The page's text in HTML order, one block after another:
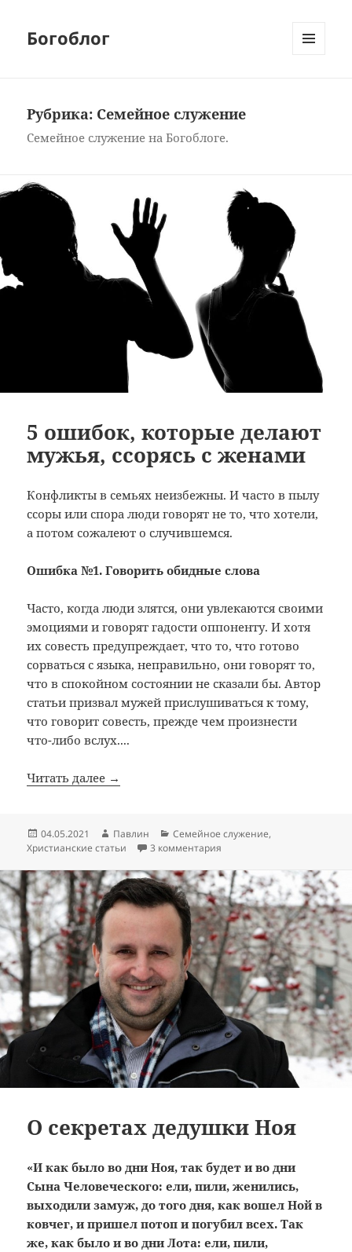
Богоблог
Рубрика: Семейное служение
Семейное служение на Богоблоге.
5 ошибок, которые делают
мужья, ссорясь с женами
Конфликты в семьях неизбежны. И часто в пылу
ссоры или спора люди говорят не то, что хотели,
а потом сожалеют о случившемся.
Ошибка №1. Говорить обидные слова
Часто, когда люди злятся, они увлекаются своими
эмоциями и говорят гадости оппоненту. И хотя
их совесть предупреждает, что то, что готово
сорваться с языка, неправильно, они говорят то,
что в спокойном состоянии не сказали бы. Автор
статьи призвал мужей прислушиваться к тому,
что говорит совесть, прежде чем произнести
что-либо вслух....
Читать далее →
Опубликовано
04.05.2021 Автор
Павлин Рубрики
Семейное служение,
Христианские статьи
3 комментария
О секретах дедушки Ноя
«И как было во дни Ноя, так будет и во дни
Сына Человеческого: ели, пили, женились,
выходили замуж, до того дня, как вошел Ной в
ковчег, и пришел потоп и погубил всех. Так
же, как было и во дни Лота: ели, пили,